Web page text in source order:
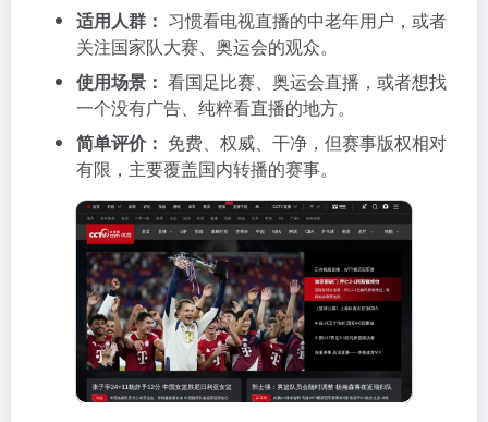
适用人群： 习惯看电视直播的中老年用户，或者
关注国家队大赛、奥运会的观众。
使用场景： 看国足比赛、奥运会直播，或者想找
一个没有广告、纯粹看直播的地方。
简单评价： 免费、权威、干净，但赛事版权相对
有限，主要覆盖国内转播的赛事。